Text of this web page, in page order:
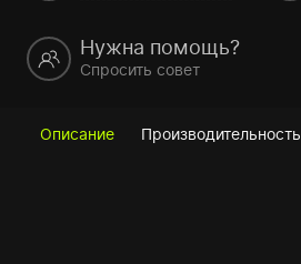
Нужна помощь?
Спросить совет
Описание Производительность